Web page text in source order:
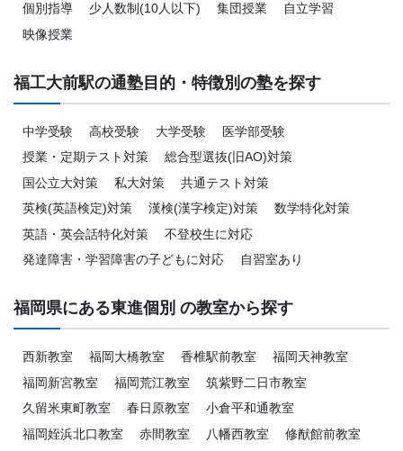
個別指導 少人数制(10人以下) 集団授業
自立学習
映像授業
福工大前駅の通塾目的・特徴別の塾を探す
中学受験 高校受験 大学受験
医学部受験
授業・定期テスト対策
総合型選抜(旧AO)対策
国公立大対策
私大対策
共通テスト対策
英検(英語検定)対策
漢検(漢字検定)対策
数学特化対策
英語・英会話特化対策
不登校生に対応
発達障害・学習障害の子どもに対応
自習室あり
福岡県にある東進個別 の教室から探す
西新教室 福岡大橋教室 香椎駅前教室
福岡天神教室
福岡新宮教室
福岡荒江教室
筑紫野二日市教室
久留米東町教室
春日原教室
小倉平和通教室
福岡姪浜北口教室
赤間教室 八幡西教室
修猷館前教室